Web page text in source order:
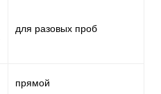
для разовых проб
прямой